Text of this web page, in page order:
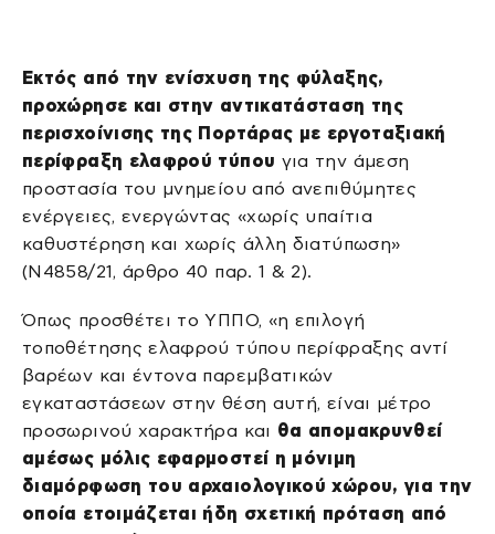
Εκτός από την ενίσχυση της φύλαξης,
προχώρησε και στην αντικατάσταση της
περισχοίνισης της Πορτάρας με εργοταξιακή
περίφραξη ελαφρού τύπου για την άμεση
προστασία του μνημείου από ανεπιθύμητες
ενέργειες, ενεργώντας «χωρίς υπαίτια
καθυστέρηση και χωρίς άλλη διατύπωση»
(Ν4858/21, άρθρο 40 παρ. 1 & 2).
Όπως προσθέτει το ΥΠΠΟ, «η επιλογή
τοποθέτησης ελαφρού τύπου περίφραξης αντί
βαρέων και έντονα παρεμβατικών
εγκαταστάσεων στην θέση αυτή, είναι μέτρο
προσωρινού χαρακτήρα και θα απομακρυνθεί
αμέσως μόλις εφαρμοστεί η μόνιμη
διαμόρφωση του αρχαιολογικού χώρου, για την
οποία ετοιμάζεται ήδη σχετική πρόταση από